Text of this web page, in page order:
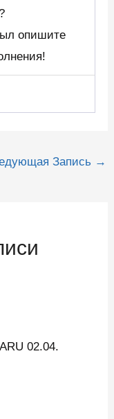
опишите
Запись →
02.04.